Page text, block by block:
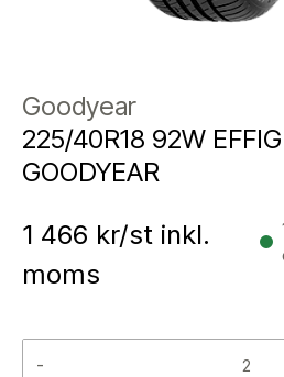
Goodyear
225/40R18 92W
GOODYEAR
1 466 kr/st inkl.
moms
-